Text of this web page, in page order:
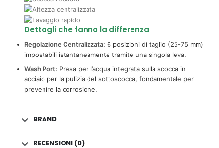
Dettagli che fanno la differenza
Regolazione Centralizzata: 6 posizioni di taglio (25-75 mm)
impostabili istantaneamente tramite una singola leva.
Wash Port: Presa per l’acqua integrata sulla scocca in
acciaio per la pulizia del sottoscocca, fondamentale per
prevenire la corrosione.
BRAND
RECENSIONI (0)